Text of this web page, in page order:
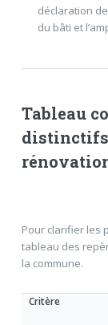
déclaration
du bâti et
Tableau
distinctifs
Pour clarifier les
tableau des
la commune.
Critère